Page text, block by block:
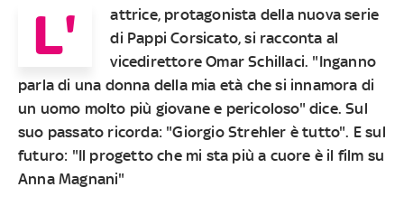
L'
attrice, protagonista della nuova serie
di Pappi Corsicato, si racconta al
vicedirettore Omar Schillaci. "Inganno
parla di una donna della mia età che si innamora di
un uomo molto più giovane e pericoloso" dice. Sul
suo passato ricorda: "Giorgio Strehler è tutto". E sul
futuro: "Il progetto che mi sta più a cuore è il film su
Anna Magnani"